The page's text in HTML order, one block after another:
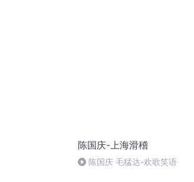
陈国庆-上海滑稽
陈国庆 毛猛达-欢歌笑语